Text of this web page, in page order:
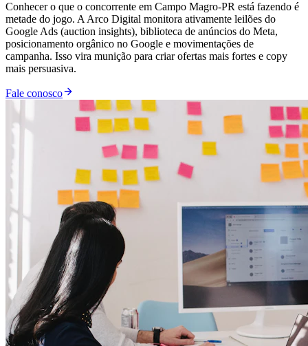
Conhecer o que o concorrente em Campo Magro-PR está fazendo é
metade do jogo. A Arco Digital monitora ativamente leilões do
Google Ads (auction insights), biblioteca de anúncios do Meta,
posicionamento orgânico no Google e movimentações de
campanha. Isso vira munição para criar ofertas mais fortes e copy
mais persuasiva.
Fale conosco